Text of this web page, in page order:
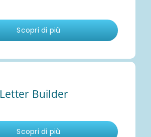
Scopri di più
Letter Builder
Scopri di più